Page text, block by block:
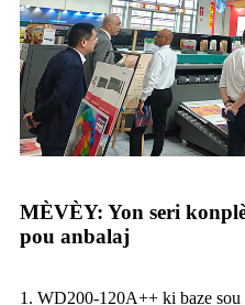
MÈVÈY: Yon seri
pou anbalaj
1. WD200-120A++ ki baze sou